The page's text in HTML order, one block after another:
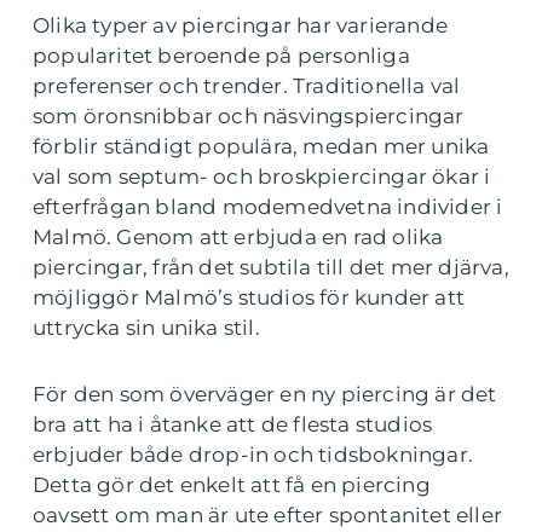
Olika typer av piercingar har varierande
popularitet beroende på personliga
preferenser och trender. Traditionella val
som öronsnibbar och näsvingspiercingar
förblir ständigt populära, medan mer unika
val som septum- och broskpiercingar ökar i
efterfrågan bland modemedvetna individer i
Malmö. Genom att erbjuda en rad olika
piercingar, från det subtila till det mer djärva,
möjliggör Malmö’s studios för kunder att
uttrycka sin unika stil.
För den som överväger en ny piercing är det
bra att ha i åtanke att de flesta studios
erbjuder både drop-in och tidsbokningar.
Detta gör det enkelt att få en piercing
oavsett om man är ute efter spontanitet eller